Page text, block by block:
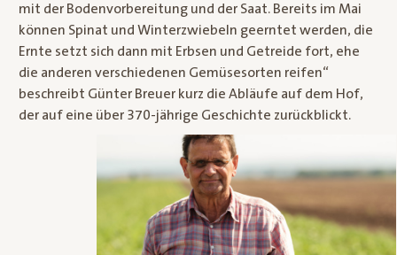
mit der Bodenvorbereitung und der Saat. Bereits im Mai
können Spinat und Winterzwiebeln geerntet werden, die
Ernte setzt sich dann mit Erbsen und Getreide fort, ehe
die anderen verschiedenen Gemüsesorten reifen“
beschreibt Günter Breuer kurz die Abläufe auf dem Hof,
der auf eine über 370-jährige Geschichte zurückblickt.